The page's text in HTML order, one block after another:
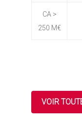
CA >
250 M€
VOIR